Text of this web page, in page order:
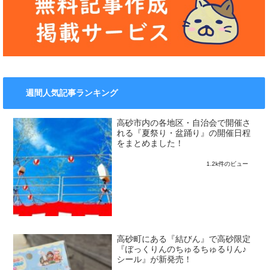
週間人気記事ランキング
高砂市内の各地区・自治会で開催さ
れる『夏祭り・盆踊り』の開催日程
をまとめました！
1.2k件のビュー
高砂町にある『結びん』で高砂限定
『ぼっくりんのちゅるちゅるりん♪
シール』が新発売！